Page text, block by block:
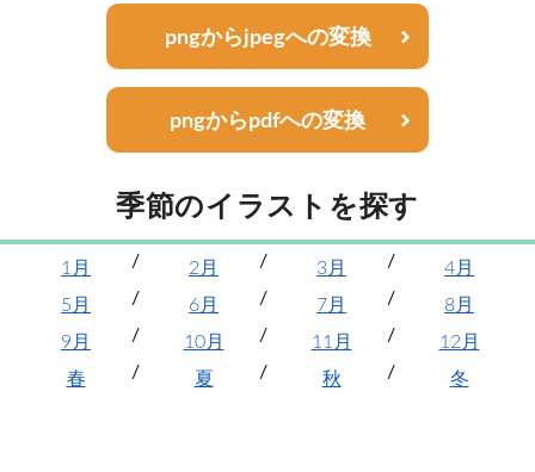
pngからjpegへの変換
pngからpdfへの変換
季節のイラストを探す
1月 2月 3月
4月
5月
6月 7月
8月
9月
10月 11月
12月
春
夏 秋 冬